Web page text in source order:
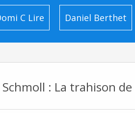
C Lire Daniel Berthet
: La trahison